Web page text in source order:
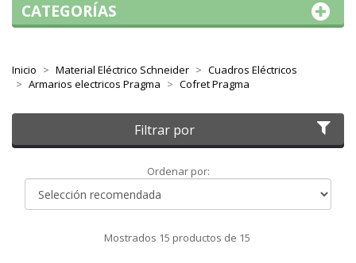
Inicio Material Eléctrico Schneider
Cuadros Eléctricos
Armarios electricos Pragma
Cofret Pragma
Filtrar por
Ordenar por:Ordenar
Mostrados 15 productos de 15
CATEGORÍAS